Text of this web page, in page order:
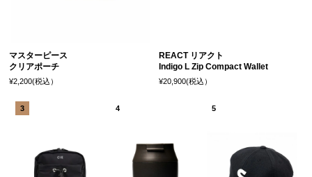
マスターピース
クリアポーチ
¥2,200(税込）
REACT リアクト
Indigo L Zip Compact Wallet
¥20,900(税込）